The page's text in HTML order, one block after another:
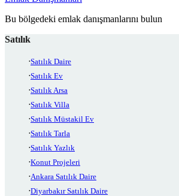
Bu bölgedeki emlak danışmanlarını bulun
Satılık
Satılık Daire
Satılık Ev
Satılık Arsa
Satılık Villa
Satılık Müstakil Ev
Satılık Tarla
Satılık Yazlık
Konut Projeleri
Ankara Satılık Daire
Diyarbakır Satılık Daire